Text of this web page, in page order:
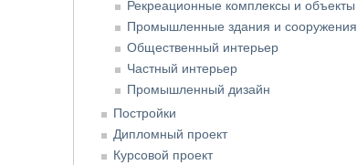
Рекреационные комплексы и объекты
Промышленные здания и сооружения
Общественный интерьер
Частный интерьер
Промышленный дизайн
Постройки
Дипломный проект
Курсовой проект